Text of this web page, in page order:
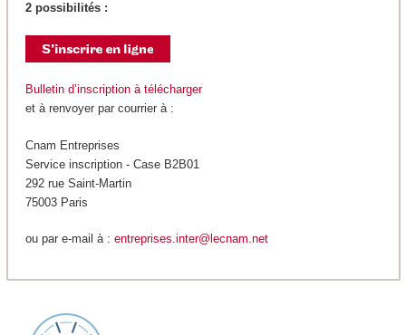
2 possibilités :
Bulletin d’inscription à télécharger
et à renvoyer par courrier à :
Cnam Entreprises
Service inscription - Case B2B01
292 rue Saint-Martin
75003 Paris
ou par e-mail à : entreprises.inter@lecnam.net